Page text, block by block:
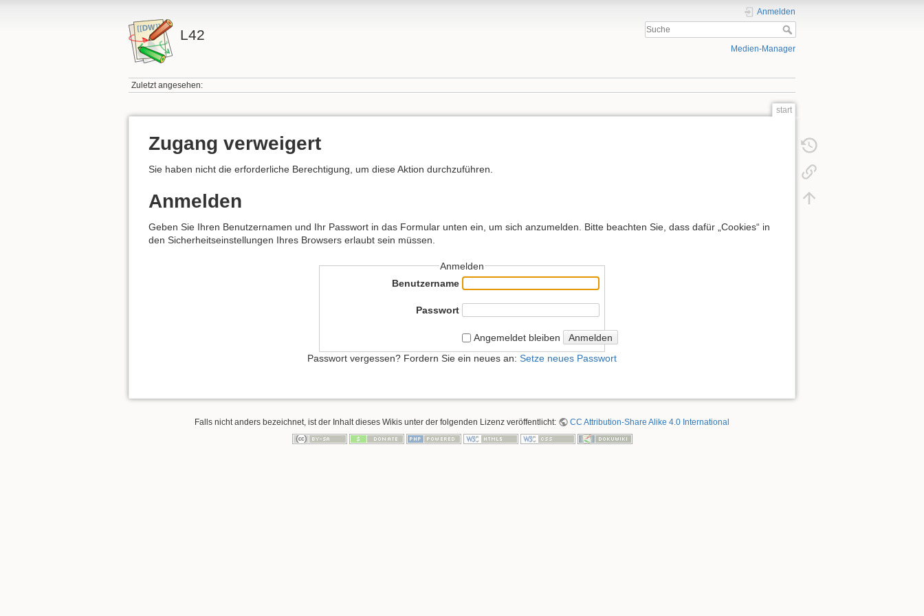
L42
Anmelden
Medien-Manager
Zuletzt angesehen:
start
Zugang verweigert
Sie haben nicht die erforderliche Berechtigung, um diese Aktion durchzuführen.
Anmelden
Geben Sie Ihren Benutzernamen und Ihr Passwort in das Formular unten ein, um sich anzumelden. Bitte beachten Sie, dass dafür „Cookies“ in
den Sicherheitseinstellungen Ihres Browsers erlaubt sein müssen.
Anmelden
Benutzername
Passwort
Angemeldet bleiben
Anmelden
Passwort vergessen? Fordern Sie ein neues an: Setze neues Passwort
Falls nicht anders bezeichnet, ist der Inhalt dieses Wikis unter der folgenden Lizenz veröffentlicht: CC Attribution-Share Alike 4.0 International